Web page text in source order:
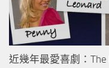
近幾年最愛喜劇：The